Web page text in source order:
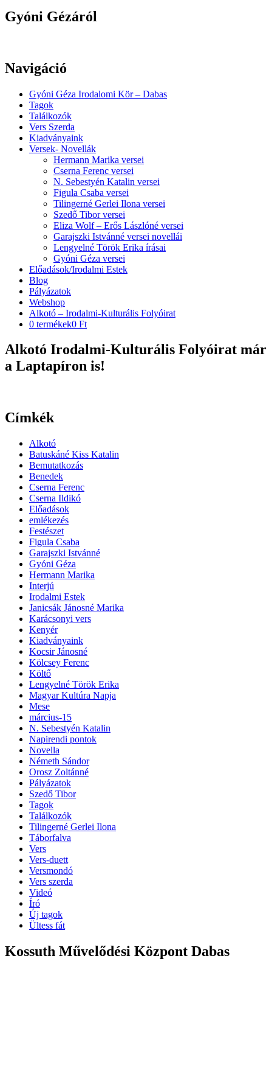
Gyóni Gézáról
Navigáció
Gyóni Géza Irodalomi Kör – Dabas
Tagok
Találkozók
Vers Szerda
Kiadványaink
Versek- Novellák
Hermann Marika versei
Cserna Ferenc versei
N. Sebestyén Katalin versei
Figula Csaba versei
Tilingerné Gerlei Ilona versei
Szedő Tibor versei
Eliza Wolf – Erős Lászlóné versei
Garajszki Istvánné versei novellái
Lengyelné Török Erika írásai
Gyóni Géza versei
Előadások/Irodalmi Estek
Blog
Pályázatok
Webshop
Alkotó – Irodalmi-Kulturális Folyóirat
0 termékek0 Ft
Alkotó Irodalmi-Kulturális Folyóirat már
a Laptapíron is!
Címkék
Alkotó
Batuskáné Kiss Katalin
Bemutatkozás
Benedek
Cserna Ferenc
Cserna Ildikó
Előadások
emlékezés
Festészet
Figula Csaba
Garajszki Istvánné
Gyóni Géza
Hermann Marika
Interjú
Irodalmi Estek
Janicsák Jánosné Marika
Karácsonyi vers
Kenyér
Kiadványaink
Kocsir Jánosné
Kölcsey Ferenc
Költő
Lengyelné Török Erika
Magyar Kultúra Napja
Mese
március-15
N. Sebestyén Katalin
Napirendi pontok
Novella
Németh Sándor
Orosz Zoltánné
Pályázatok
Szedő Tibor
Tagok
Találkozók
Tilingerné Gerlei Ilona
Táborfalva
Vers
Vers-duett
Versmondó
Vers szerda
Videó
Író
Új tagok
Ültess fát
Kossuth Művelődési Központ Dabas